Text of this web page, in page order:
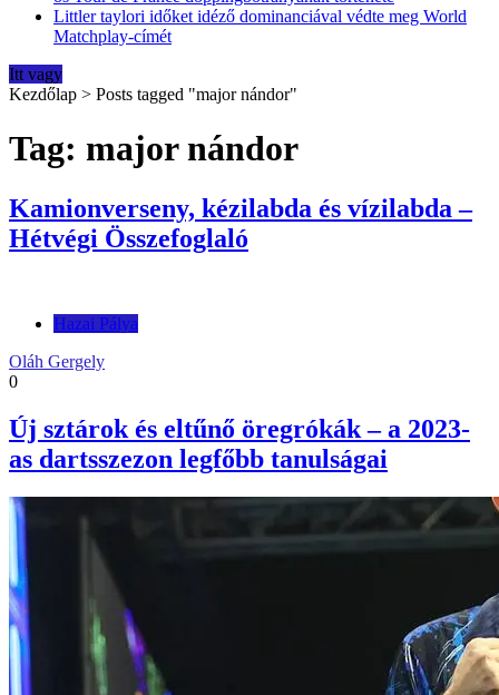
Littler taylori időket idéző dominanciával védte meg World
Matchplay-címét
Itt vagy
Kezdőlap > Posts tagged "major nándor"
Tag: major nándor
Kamionverseny, kézilabda és vízilabda –
Hétvégi Összefoglaló
Hazai Pálya
Oláh Gergely
0
Új sztárok és eltűnő öregrókák – a 2023-
as dartsszezon legfőbb tanulságai